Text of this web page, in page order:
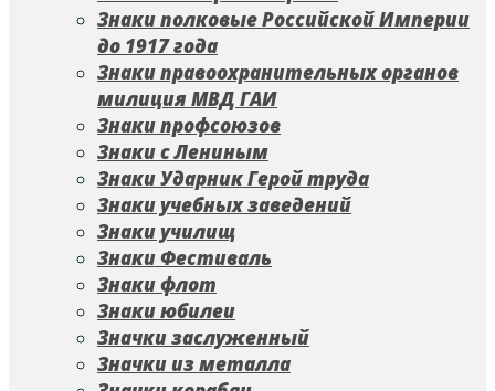
Знаки полковые Российской Империи
до 1917 года
Знаки правоохранительных органов
милиция МВД ГАИ
Знаки профсоюзов
Знаки с Лениным
Знаки Ударник Герой труда
Знаки учебных заведений
Знаки училищ
Знаки Фестиваль
Знаки флот
Знаки юбилеи
Значки заслуженный
Значки из металла